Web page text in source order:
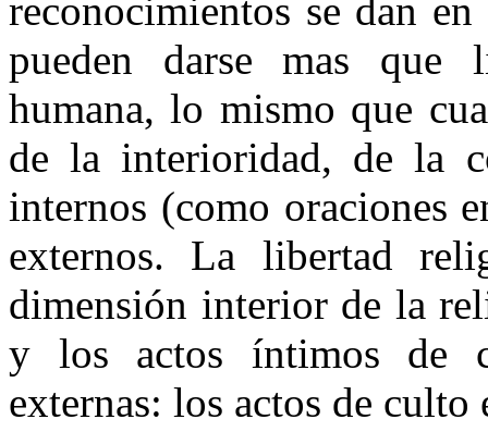
reconocimientos se dan
pueden darse mas que
humana, lo mismo que
de la interioridad, de la
internos (como oraciones
externos. La libertad
dimensión interior de la
y los actos íntimos de
externas: los actos de culto